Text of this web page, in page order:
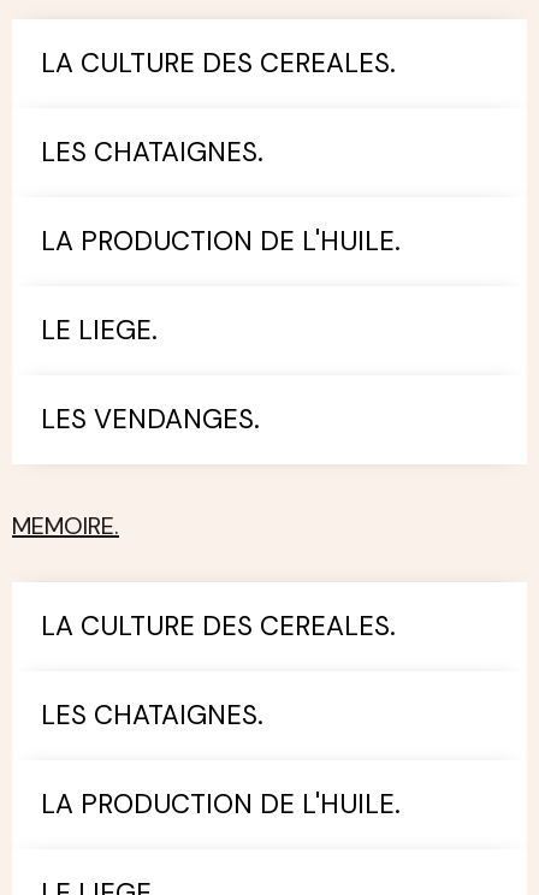
LA CULTURE DES CEREALES.
LES CHATAIGNES.
LA PRODUCTION DE L'HUILE.
LE LIEGE.
LES VENDANGES.
MEMOIRE.
LA CULTURE DES CEREALES.
LES CHATAIGNES.
LA PRODUCTION DE L'HUILE.